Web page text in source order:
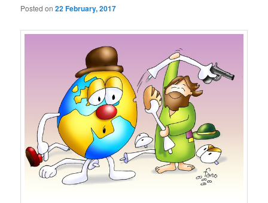
Posted on22 February, 2017